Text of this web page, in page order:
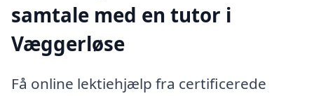
samtale med en tutor i
Væggerløse
Få online lektiehjælp fra certificerede